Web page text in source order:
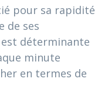
pour sa rapidité
de ses
déterminante
minute
en termes de